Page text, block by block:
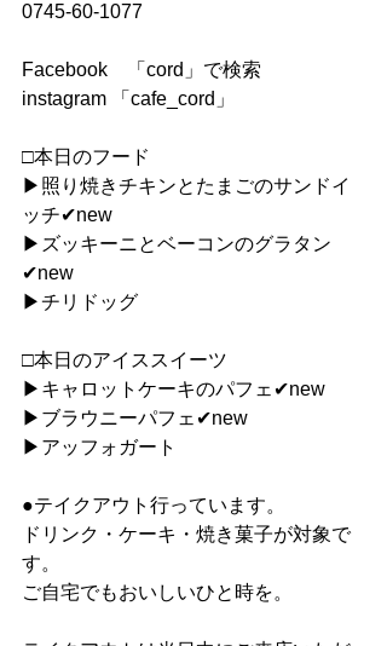
0745-60-1077
Facebook　「cord」で検索
instagram 「cafe_cord」
□本日のフード
▶︎照り焼きチキンとたまごのサンドイ
ッチ✔︎new
▶︎ズッキーニとベーコンのグラタン
✔︎new
▶︎チリドッグ
□本日のアイススイーツ
▶︎キャロットケーキのパフェ✔︎new
▶︎ブラウニーパフェ✔︎new
▶︎アッフォガート
●テイクアウト行っています。
ドリンク・ケーキ・焼き菓子が対象で
す。
ご自宅でもおいしいひと時を。